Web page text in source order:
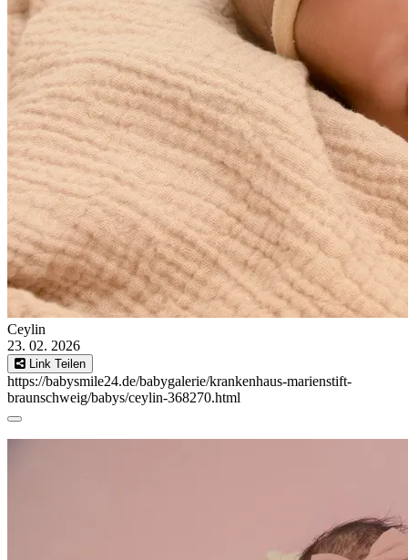
Ceylin
23. 02. 2026
Link Teilen
https://babysmile24.de/babygalerie/krankenhaus-marienstift-
braunschweig/babys/ceylin-368270.html